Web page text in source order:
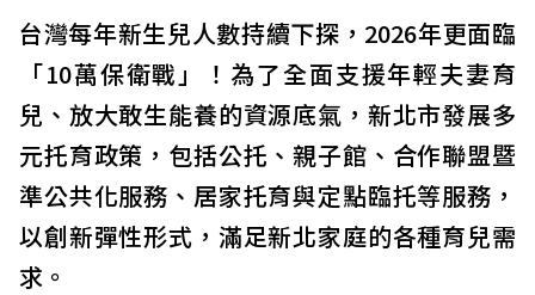
台灣每年新生兒人數持續下探，2026年更面臨
「10萬保衛戰」！為了全面支援年輕夫妻育
兒、放大敢生能養的資源底氣，新北市發展多
元托育政策，包括公托、親子館、合作聯盟暨
準公共化服務、居家托育與定點臨托等服務，
以創新彈性形式，滿足新北家庭的各種育兒需
求。